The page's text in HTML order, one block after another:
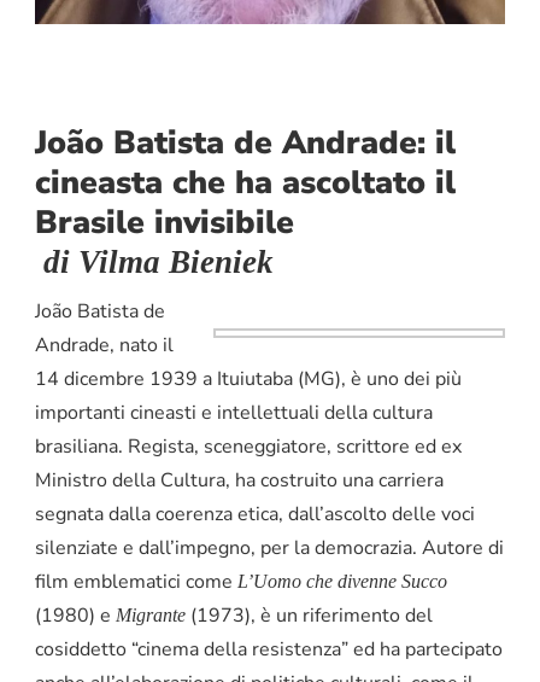
João Batista de Andrade: il
cineasta che ha ascoltato il
Brasile invisibile
di Vilma Bieniek
João Batista de
Andrade, nato il
14 dicembre 1939 a Ituiutaba (MG), è uno dei più
importanti cineasti e intellettuali della cultura
brasiliana. Regista, sceneggiatore, scrittore ed ex
Ministro della Cultura, ha costruito una carriera
segnata dalla coerenza etica, dall’ascolto delle voci
silenziate e dall’impegno, per la democrazia. Autore di
film emblematici come L’Uomo che divenne Succo
(1980) e Migrante (1973), è un riferimento del
cosiddetto “cinema della resistenza” ed ha partecipato